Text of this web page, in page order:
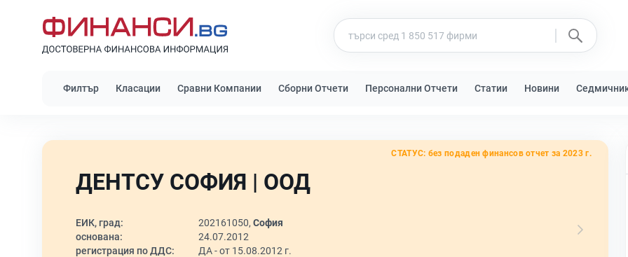
Филтър Класации Сравни Компании Сборни Отчети Персонални Отчети Статии Новини
ДЕНТСУ СОФИЯ | ООД
СТАТУС: без подаден финансов отчет за 2023 г.
ЕИК, град: 202161050, София
основана:
24.07.2012
регистрация по ДДС:
ДА - от 15.08.2012 г.